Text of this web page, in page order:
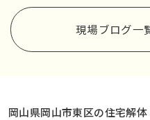
現場ブログ一
岡山県岡山市東区の住宅解